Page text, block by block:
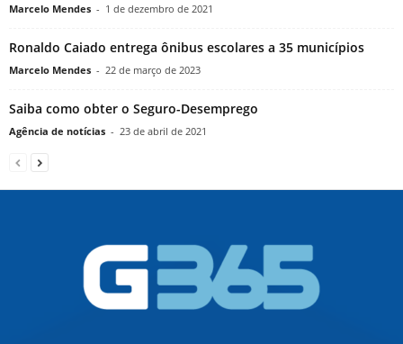
Marcelo Mendes - 1 de dezembro de 2021
Ronaldo Caiado entrega ônibus escolares a 35 municípios
Marcelo Mendes - 22 de março de 2023
Saiba como obter o Seguro-Desemprego
Agência de notícias - 23 de abril de 2021